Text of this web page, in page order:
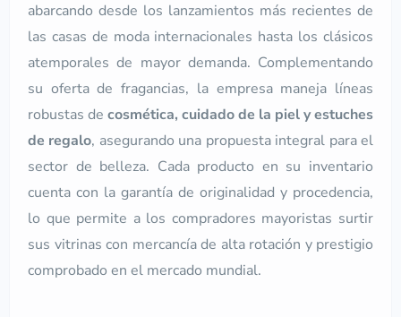
abarcando desde los lanzamientos más recientes de
las casas de moda internacionales hasta los clásicos
atemporales de mayor demanda. Complementando
su oferta de fragancias, la empresa maneja líneas
robustas de cosmética, cuidado de la piel y estuches
de regalo, asegurando una propuesta integral para el
sector de belleza. Cada producto en su inventario
cuenta con la garantía de originalidad y procedencia,
lo que permite a los compradores mayoristas surtir
sus vitrinas con mercancía de alta rotación y prestigio
comprobado en el mercado mundial.